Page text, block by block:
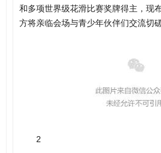
和多项世界级花滑比赛奖牌得主，现
方将亲临会场与青少年伙伴们交流切磋
2